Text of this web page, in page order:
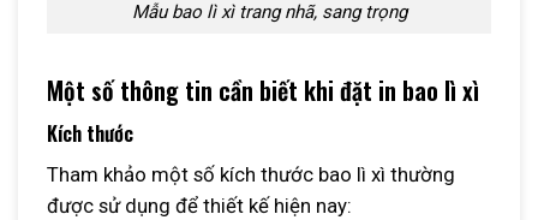
Mẫu bao lì xì trang nhã, sang trọng
Một số thông tin cần biết khi đặt in bao lì xì
Kích thước
Tham khảo một số kích thước bao lì xì thường
được sử dụng để thiết kế hiện nay: